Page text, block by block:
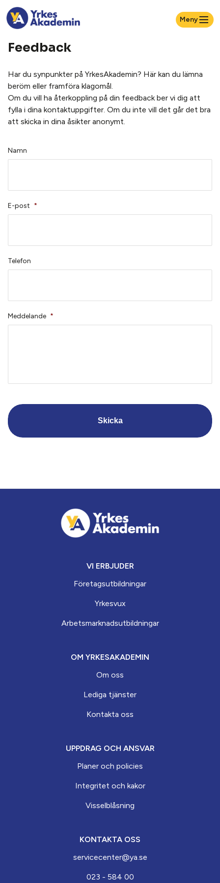
Meny
Feedback
Har du synpunkter på YrkesAkademin? Här kan du lämna
beröm eller framföra klagomål.
Om du vill ha återkoppling på din feedback ber vi dig att
fylla i dina kontaktuppgifter. Om du inte vill det går det bra
att skicka in dina åsikter anonymt.
Namn
E-post *
Telefon
Meddelande *
VI ERBJUDER
Företagsutbildningar
Yrkesvux
Arbets­marknads­­utbildningar
OM YRKESAKADEMIN
Om oss
Lediga tjänster
Kontakta oss
UPPDRAG OCH ANSVAR
Planer och policies
Integritet och kakor
Visselblåsning
KONTAKTA OSS
servicecenter@ya.se
023 - 584 00